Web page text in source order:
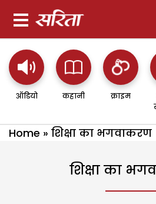
ऑडियो कहानी क्राइम
Home » शिक्षा का भगवाकरण
शिक्षा का